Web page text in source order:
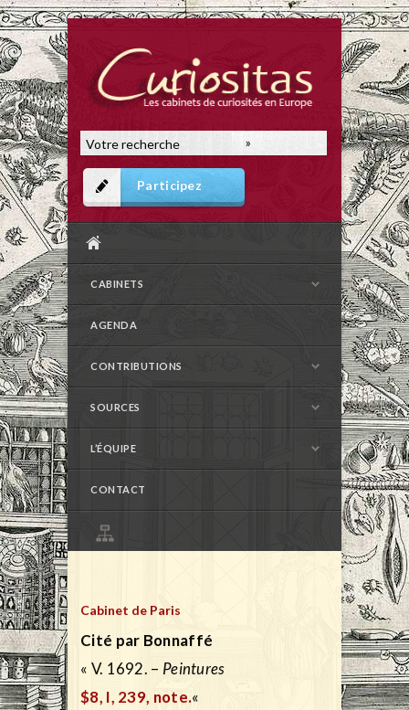
Participez
CABINETS
AGENDA
CONTRIBUTIONS
SOURCES
L’ÉQUIPE
CONTACT
Cabinet de Paris
Cité par Bonnaffé
« V. 1692. – Peintures
$8, I, 239, note.«